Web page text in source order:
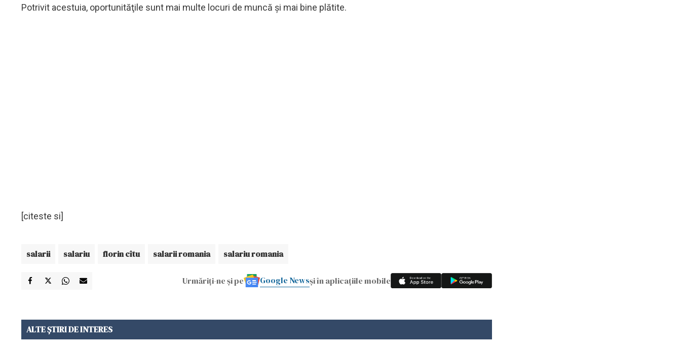
Potrivit acestuia, oportunităţile sunt mai multe locuri de muncă şi mai bine plătite.
[citeste si]
salarii salariu florin cîtu salarii romania salariu romania
Urmăriți-ne și pe Google Newsși în aplicațiile mobile
ALTE ȘTIRI DE INTERES